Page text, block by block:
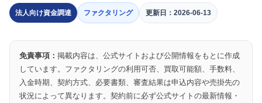
法人向け資金調達 ファクタリング 更新日：2026-06-13
免責事項： 掲載内容は、公式サイトおよび公開情報をもとに作成
しています。ファクタリングの利用可否、買取可能額、手数料、
入金時期、契約方式、必要書類、審査結果は申込内容や売掛先の
状況によって異なります。契約前に必ず公式サイトの最新情報・